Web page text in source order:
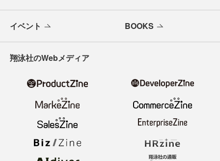
イベント BOOKS
翔泳社のWebメディア